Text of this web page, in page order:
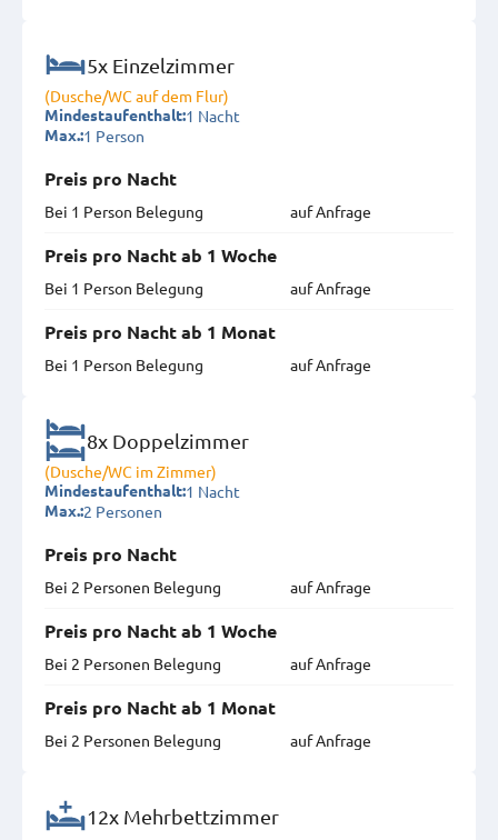
5x Einzelzimmer
(Dusche/WC auf dem Flur)
Mindestaufenthalt:1 Nacht
Max.:1 Person
Preis pro Nacht
Bei 1 Person Belegung
auf Anfrage
Preis pro Nacht ab 1 Woche
Bei 1 Person Belegung
auf Anfrage
Preis pro Nacht ab 1 Monat
Bei 1 Person Belegung
auf Anfrage
8x Doppelzimmer
(Dusche/WC im Zimmer)
Mindestaufenthalt:1 Nacht
Max.:2 Personen
Preis pro Nacht
Bei 2 Personen Belegung
auf Anfrage
Preis pro Nacht ab 1 Woche
Bei 2 Personen Belegung
auf Anfrage
Preis pro Nacht ab 1 Monat
Bei 2 Personen Belegung
auf Anfrage
12x Mehrbettzimmer